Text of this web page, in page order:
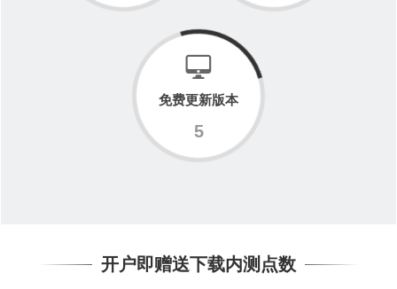
5
免费更新版本
开户即赠送下载内测点数